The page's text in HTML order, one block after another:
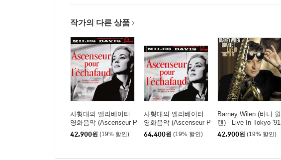
작가의 다른 상품
사형대의 엘리베이터
영화음악 (Ascenseur P
our L´Echafaud OST b
y Miles Davis) [LP]
42,900원 (19% 할인)
사형대의 엘리베이터
영화음악 (Ascenseur P
our L´Echafaud OST b
y Miles Davis) [10인치
64,400원 (19% 할인)
Barney Wilen (바니 윌
렌) - Live In Tokyo '91
[LP]
42,900원 (19% 할인)